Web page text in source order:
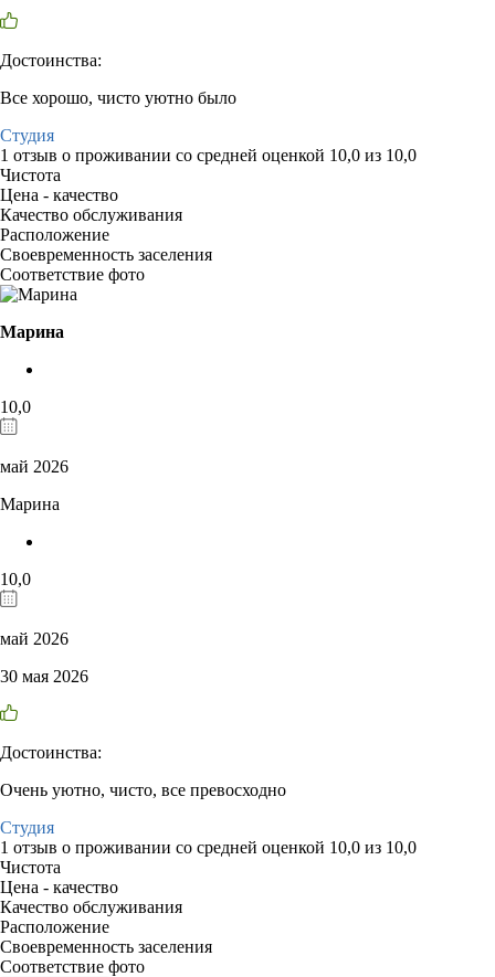
Достоинства:
Все хорошо, чисто уютно было
Студия
1 отзыв о проживании со средней оценкой 10,0 из 10,0
Чистота
Цена - качество
Качество обслуживания
Расположение
Своевременность заселения
Соответствие фото
Марина
10,0
май 2026
Марина
10,0
май 2026
30 мая 2026
Достоинства:
Очень уютно, чисто, все превосходно
Студия
1 отзыв о проживании со средней оценкой 10,0 из 10,0
Чистота
Цена - качество
Качество обслуживания
Расположение
Своевременность заселения
Соответствие фото